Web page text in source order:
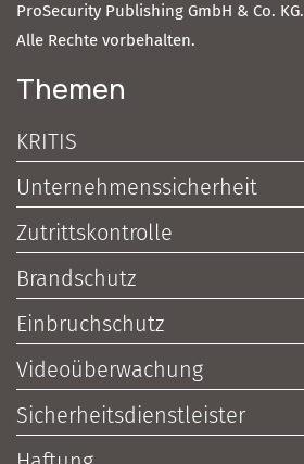
ProSecurity Publishing GmbH & Co. KG.
Alle Rechte vorbehalten.
Themen
KRITIS
Unternehmenssicherheit
Zutrittskontrolle
Brandschutz
Einbruchschutz
Videoüberwachung
Sicherheitsdienstleister